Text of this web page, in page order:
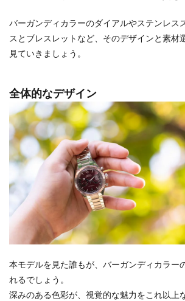
バーガンディカラーのダイアルやステンレス
スとブレスレットなど、そのデザインと素材
見ていきましょう。
全体的なデザイン
本モデルを見た誰もが、バーガンディカラー
れるでしょう。
深みのある色彩が、視覚的な魅力をこれ以上